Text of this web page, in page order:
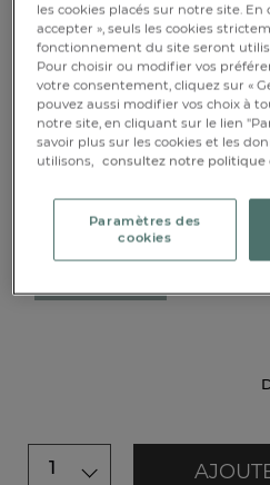
FR DE
BE
CH
Réf : 996439104
Pochon cadeau
offert
Pêche
Caractéristique :
1 drap de bain + 1 serviette + 2
1
les cookies placés sur notre site.
accepter », seuls les cookies
fonctionnement du site seront
Pour choisir ou modifier vos
votre consentement, cliquez sur «
pouvez aussi modifier vos choix à
notre site, en cliquant sur le lien
savoir plus sur les cookies et les
utilisons, consultez notre politique
Paramètres des
cookies